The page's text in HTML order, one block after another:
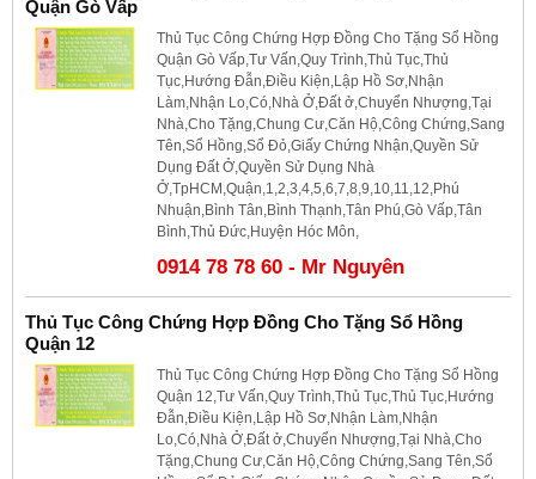
Quận Gò Vấp
Thủ Tục Công Chứng Hợp Đồng Cho Tặng Sổ Hồng
Quận Gò Vấp,Tư Vấn,Quy Trình,Thủ Tục,Thủ
Tục,Hướng Đẫn,Điều Kiện,Lập Hồ Sơ,Nhận
Làm,Nhận Lo,Có,Nhà Ở,Đất ở,Chuyển Nhượng,Tại
Nhà,Cho Tặng,Chung Cư,Căn Hộ,Công Chứng,Sang
Tên,Sổ Hồng,Sổ Đỏ,Giấy Chứng Nhận,Quyền Sử
Dụng Đất Ở,Quyền Sử Dụng Nhà
Ở,TpHCM,Quận,1,2,3,4,5,6,7,8,9,10,11,12,Phú
Nhuận,Bình Tân,Bình Thạnh,Tân Phú,Gò Vấp,Tân
Bình,Thủ Đức,Huyện Hóc Môn,
0914 78 78 60 - Mr Nguyên
Thủ Tục Công Chứng Hợp Đồng Cho Tặng Sổ Hồng
Quận 12
Thủ Tục Công Chứng Hợp Đồng Cho Tặng Sổ Hồng
Quận 12,Tư Vấn,Quy Trình,Thủ Tục,Thủ Tục,Hướng
Đẫn,Điều Kiện,Lập Hồ Sơ,Nhận Làm,Nhận
Lo,Có,Nhà Ở,Đất ở,Chuyển Nhượng,Tại Nhà,Cho
Tặng,Chung Cư,Căn Hộ,Công Chứng,Sang Tên,Sổ